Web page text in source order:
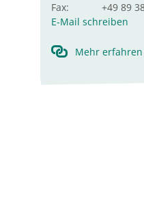
Fax:
+49 89
E-Mail schreiben
Mehr erfahren